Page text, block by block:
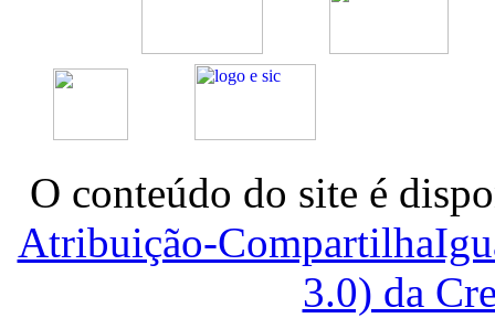
O conteúdo do site é
Atribuição-
3.0) da